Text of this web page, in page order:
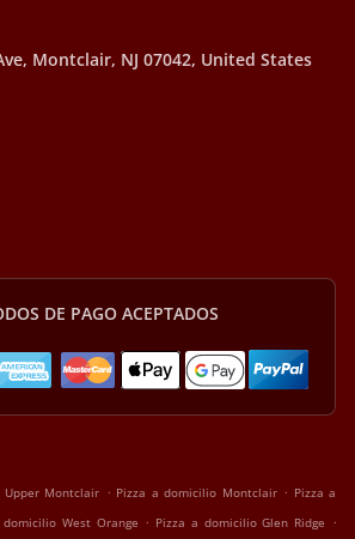
Montclair, NJ 07042, United States
DE PAGO ACEPTADOS
Montclair . Pizza a domicilio Montclair . Pizza a
West Orange . Pizza a domicilio Glen Ridge .